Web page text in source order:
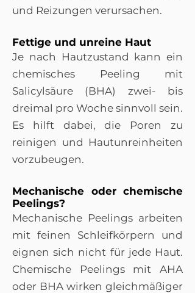
und Reizungen verursachen.
Fettige und unreine Haut
Je nach Hautzustand kann ein
chemisches Peeling mit
Salicylsäure (BHA) zwei- bis
dreimal pro Woche sinnvoll sein.
Es hilft dabei, die Poren zu
reinigen und Hautunreinheiten
vorzubeugen.
Mechanische oder chemische
Peelings?
Mechanische Peelings arbeiten
mit feinen Schleifkörpern und
eignen sich nicht für jede Haut.
Chemische Peelings mit AHA
oder BHA wirken gleichmäßiger